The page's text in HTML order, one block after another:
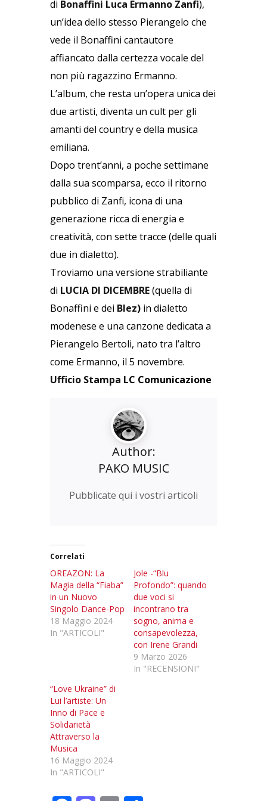
di Bonaffini Luca Ermanno Zanfi),
un’idea dello stesso Pierangelo che
vede il Bonaffini cantautore
affiancato dalla certezza vocale del
non più ragazzino Ermanno.
L’album, che resta un’opera unica dei
due artisti, diventa un cult per gli
amanti del country e della musica
emiliana.
Dopo trent’anni, a poche settimane
dalla sua scomparsa, ecco il ritorno
pubblico di Zanfi, icona di una
generazione ricca di energia e
creatività, con sette tracce (delle quali
due in dialetto).
Troviamo una versione strabiliante
di LUCIA DI DICEMBRE(quella di
Bonaffini e dei Blez) in dialetto
modenese e una canzone dedicata a
Pierangelo Bertoli, nato tra l’altro
come Ermanno, il 5 novembre.
Ufficio Stampa LC Comunicazione
Author:
PAKO MUSIC
Pubblicate qui i vostri articoli
Correlati
OREAZON: La
Magia della “Fiaba”
in un Nuovo
Singolo Dance-Pop
18 Maggio 2024
In "ARTICOLI"
Jole -“Blu
Profondo”: quando
due voci si
incontrano tra
sogno, anima e
consapevolezza,
con Irene Grandi
9 Marzo 2026
In "RECENSIONI"
“Love Ukraine” di
Lui l’artiste: Un
Inno di Pace e
Solidarietà
Attraverso la
Musica
16 Maggio 2024
In "ARTICOLI"